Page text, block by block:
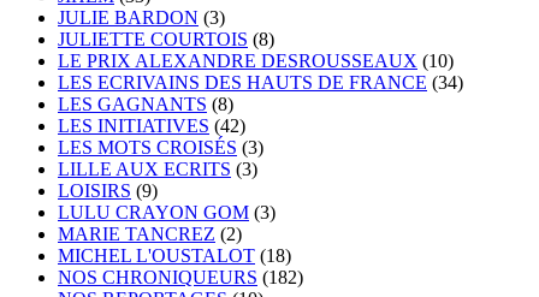
JULIE BARDON (3)
JULIETTE COURTOIS (8)
LE PRIX ALEXANDRE DESROUSSEAUX (10)
LES ECRIVAINS DES HAUTS DE FRANCE (34)
LES GAGNANTS (8)
LES INITIATIVES (42)
LES MOTS CROISÉS (3)
LILLE AUX ECRITS (3)
LOISIRS (9)
LULU CRAYON GOM (3)
MARIE TANCREZ (2)
MICHEL L'OUSTALOT (18)
NOS CHRONIQUEURS (182)